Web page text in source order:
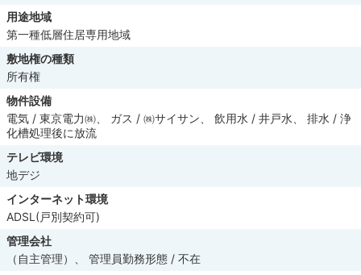
用途地域
第一種低層住居専用地域
敷地権の種類
所有権
物件設備
電気 / 東京電力㈱、 ガス / ㈱サイサン、 飲用水 / 井戸水、 排水 / 浄
化槽処理後に放流
テレビ環境
地デジ
インターネット環境
ADSL(戸別契約可)
管理会社
（自主管理）、 管理員勤務形態 / 不在